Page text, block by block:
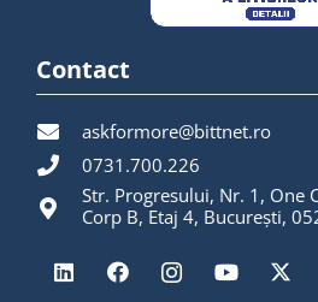
Contact
askformore@bittnet.ro
0731.700.226
Str. Progresului, Nr. 1, One
Corp B, Etaj 4, București,